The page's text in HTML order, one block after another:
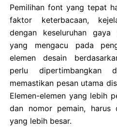
Pemilihan font yang tepat
faktor keterbacaan,
dengan keseluruhan
yang mengacu pada
elemen desain
perlu dipertimbangkan
memastikan pesan utama
Elemen-elemen yang lebih
dan nomor pemain, harus
yang lebih besar.